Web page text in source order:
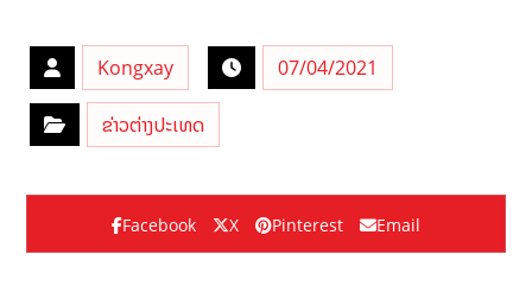
Kongxay 07/04/2021
ຂ່າວຕ່າງປະເທດ
Facebook X Pinterest Email